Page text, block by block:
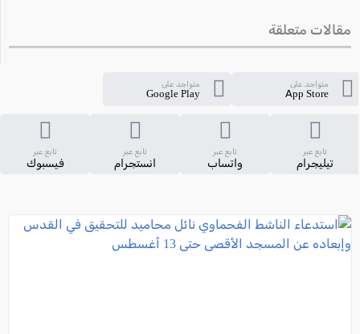
مقالات متعلقة
متواجد على
App Store
متواجد على
Google Play
تابع عبر
تيليجرام
تابع عبر
واتساب
تابع عبر
انستجرام
تابع عبر
فيسبوك